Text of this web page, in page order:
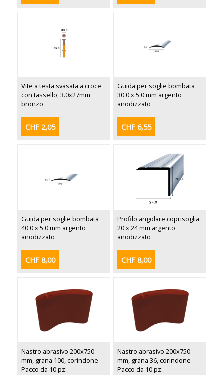
Vite a testa svasata a croce
con tassello, 3.0x27mm
bronzo
CHF 2,05
Guida per soglie bombata
30.0 x 5.0 mm argento
anodizzato
CHF 6,55
Guida per soglie bombata
40.0 x 5.0 mm argento
anodizzato
CHF 8,00
Profilo angolare coprisoglia
20 x 24 mm argento
anodizzato
CHF 8,00
Nastro abrasivo 200x750
mm, grana 100, corindone
Pacco da 10 pz.
Nastro abrasivo 200x750
mm, grana 36, corindone
Pacco da 10 pz.